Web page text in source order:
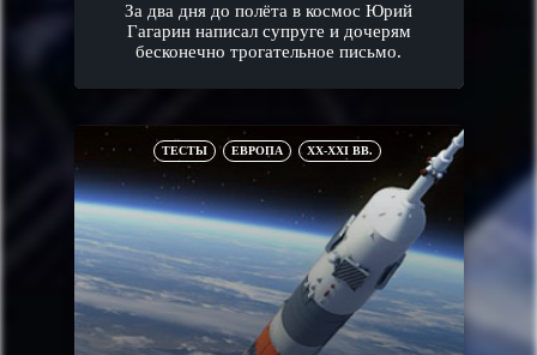
За два дня до полёта в космос Юрий
Гагарин написал супруге и дочерям
бесконечно трогательное письмо.
ТЕСТЫ ЕВРОПА XX-XXI ВВ.